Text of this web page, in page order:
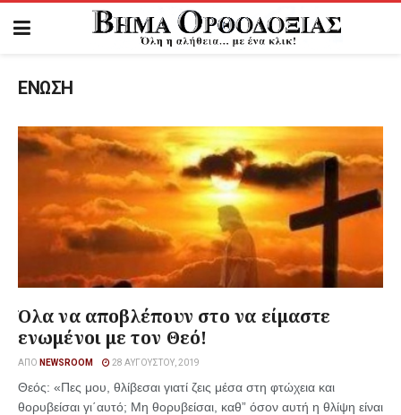
ΕΝΩΣΗ
Όλα να αποβλέπουν στο να είμαστε
ενωμένοι με τον Θεό!
ΑΠΌ NEWSROOM 28 ΑΥΓΟΎΣΤΟΥ, 2019
Θεός: «Πες μου, θλίβεσαι γιατί ζεις μέσα στη φτώχεια και
θορυβείσαι γι΄αυτό; Μη θορυβείσαι, καθ” όσον αυτή η θλίψη είναι